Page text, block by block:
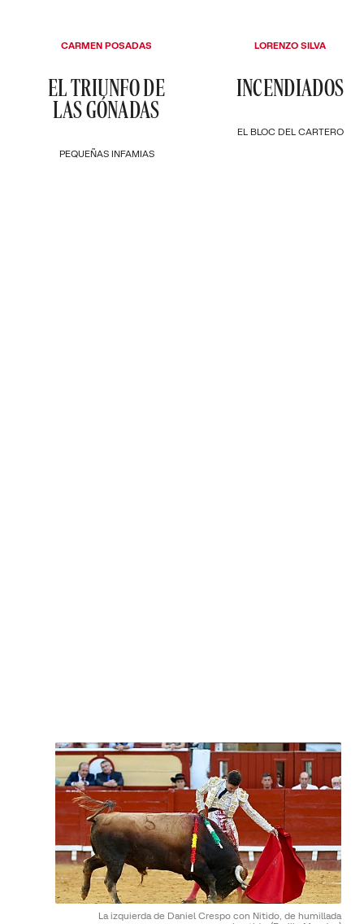
PEQUEÑAS INFAMIAS
EL TRIUNFO DE
LAS GÓNADAS
CARMEN POSADAS
EL BLOC DEL CARTERO
INCENDIADOS
LORENZO SILVA
La izquierda de Daniel Crespo con Nitido, de humillada